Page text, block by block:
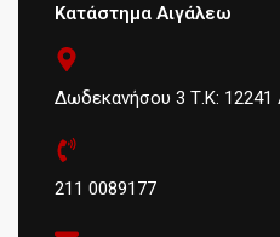
Κατάστημα Αιγάλεω
Δωδεκανήσου 3 Τ.Κ: 12241
211 0089177